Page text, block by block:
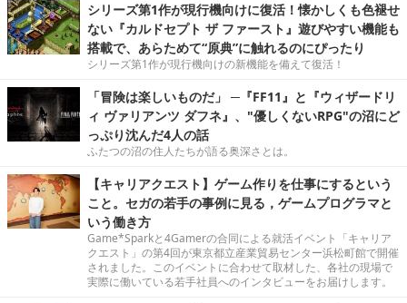
シリーズ第1作が現行機向けに復活！懐かしくも色褪せ
ない『カルドセプト ザ ファースト』遊びやすい機能も
搭載で、あらためて“原典”に触れるのにぴったり
シリーズ第1作が現行機向けの新機能を備えて復活！
「冒険は楽しいものだ」 ─『FF11』と『ウィザードリ
ィ ヴァリアンツ ダフネ』、"優しくないRPG"の沼にど
っぷり沈んだ4人の話
ふたつの沼の住人たちが語る奥深さとは。
【キャリアクエスト】ゲーム作りを仕事にするという
こと。セガの若手の事例に見る，ゲームプログラマと
いう働き方
Game*Sparkと4Gamerの合同による就活イベント「キャリア
クエスト」の第4回が東京都立産業貿易センター浜松町館で開催
されました。このイベントに合わせて取材した、各社の現場で
実際に働いている若手社員へのインタビューをお届けします。